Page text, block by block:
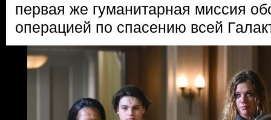
первая же гуманитарная миссия
операцией по спасению всей